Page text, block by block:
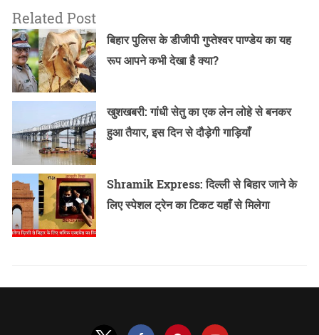
Related Post
बिहार पुलिस के डीजीपी गुप्तेश्वर पाण्डेय का यह
रूप आपने कभी देखा है क्या?
खुशखबरी: गांधी सेतु का एक लेन लोहे से बनकर
हुआ तैयार, इस दिन से दौड़ेगी गाड़ियाँ
Shramik Express: दिल्ली से बिहार जाने के
लिए स्पेशल ट्रेन का टिकट यहाँ से मिलेगा